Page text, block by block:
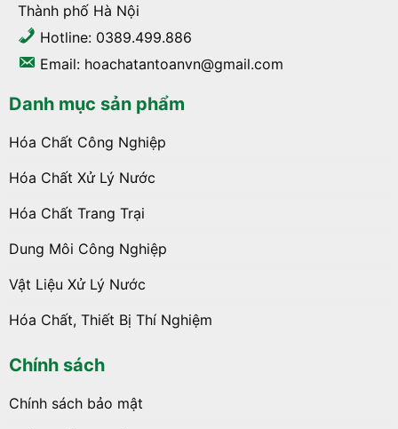
Thành phố Hà Nội
Hotline: 0389.499.886
Email: hoachatantoanvn@gmail.com
Danh mục sản phẩm
Hóa Chất Công Nghiệp
Hóa Chất Xử Lý Nước
Hóa Chất Trang Trại
Dung Môi Công Nghiệp
Vật Liệu Xử Lý Nước
Hóa Chất, Thiết Bị Thí Nghiệm
Chính sách
Chính sách bảo mật